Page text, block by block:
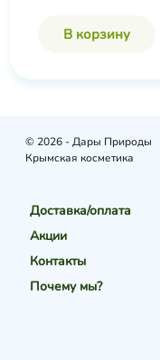
В корзину
© 2026 - Дары Природы
Крымская косметика
Доставка/оплата
Акции
Контакты
Почему мы?